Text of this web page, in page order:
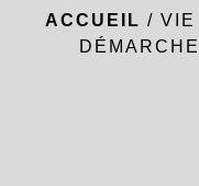
ACCUEIL / VIE